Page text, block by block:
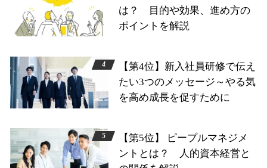
は？ 目的や効果、進め方の
ポイントを解説
【第4位】新入社員研修で伝え
たい3つのメッセージ～やる気
を高め成長を促すために
【第5位】 ピープルマネジメ
ントとは？ 人的資本経営と